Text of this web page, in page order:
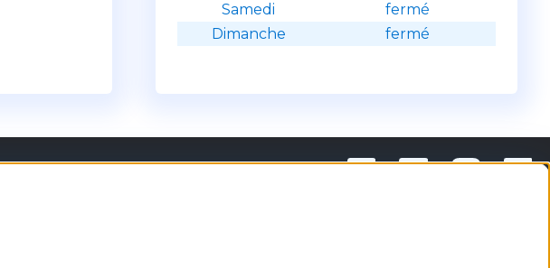
Samedi
fermé
Dimanche
fermé